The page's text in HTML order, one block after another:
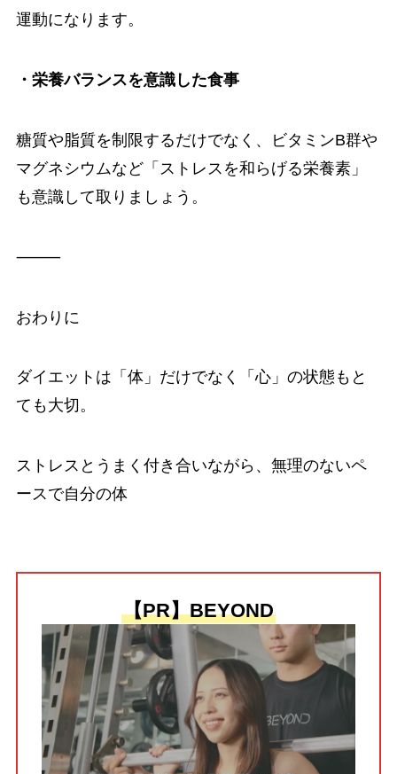
運動になります。
・栄養バランスを意識した食事
糖質や脂質を制限するだけでなく、ビタミンB群や
マグネシウムなど「ストレスを和らげる栄養素」
も意識して取りましょう。
⸻
おわりに
ダイエットは「体」だけでなく「心」の状態もと
ても大切。
ストレスとうまく付き合いながら、無理のないペ
ースで自分の体
【PR】BEYOND